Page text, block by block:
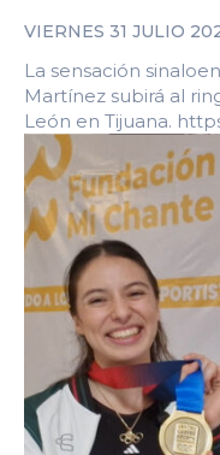
VIERNES 31 JULIO
La sensación
Martínez subirá al
León